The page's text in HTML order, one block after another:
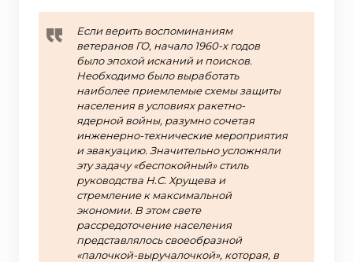
Если верить воспоминаниям
ветеранов ГО, начало 1960-х годов
было эпохой исканий и поисков.
Необходимо было выработать
наиболее приемлемые схемы защиты
населения в условиях ракетно-
ядерной войны, разумно сочетая
инженерно-технические мероприятия
и эвакуацию. Значительно усложняли
эту задачу «беспокойный» стиль
руководства Н.С. Хрущева и
стремление к максимальной
экономии. В этом свете
рассредоточение населения
представлялось своеобразной
«палочкой-выручалочкой», которая, в